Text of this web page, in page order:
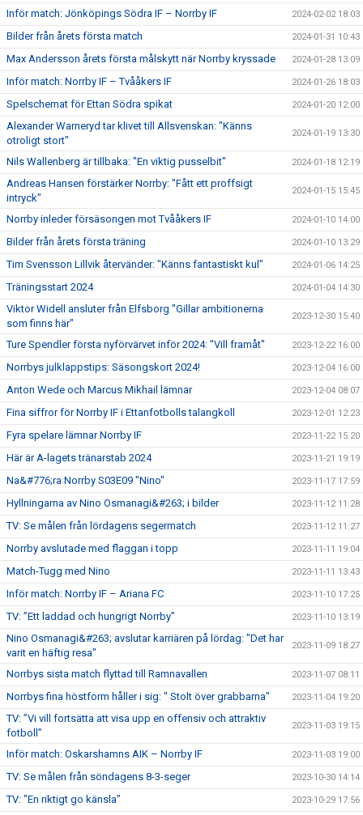
Inför match: Jönköpings Södra IF – Norrby IF 2024-02-02 18:03
Bilder från årets första match 2024-01-31 10:43
Max Andersson årets första målskytt när Norrby kryssade 2024-01-28 13:09
Inför match: Norrby IF – Tvååkers IF 2024-01-26 18:03
Spelschemat för Ettan Södra spikat 2024-01-20 12:00
Alexander Warneryd tar klivet till Allsvenskan: "Känns
otroligt stort"
2024-01-19 13:30
Nils Wallenberg är tillbaka: "En viktig pusselbit" 2024-01-18 12:19
Andreas Hansen förstärker Norrby: "Fått ett proffsigt
intryck"
2024-01-15 15:45
Norrby inleder försäsongen mot Tvååkers IF 2024-01-10 14:00
Bilder från årets första träning 2024-01-10 13:29
Tim Svensson Lillvik återvänder: "Känns fantastiskt kul" 2024-01-06 14:25
Träningsstart 2024 2024-01-04 14:30
Viktor Widell ansluter från Elfsborg "Gillar ambitionerna
som finns här"
2023-12-30 15:40
Ture Spendler första nyförvärvet inför 2024: "Vill framåt" 2023-12-22 16:00
Norrbys julklappstips: Säsongskort 2024! 2023-12-04 16:00
Anton Wede och Marcus Mikhail lämnar 2023-12-04 08:07
Fina siffror för Norrby IF i Ettanfotbolls talangkoll 2023-12-01 12:23
Fyra spelare lämnar Norrby IF 2023-11-22 15:20
Här är A-lagets tränarstab 2024 2023-11-21 19:19
Na&#776;ra Norrby S03E09 "Nino" 2023-11-17 17:59
Hyllningarna av Nino Osmanagi&#263; i bilder 2023-11-12 11:28
TV: Se målen från lördagens segermatch 2023-11-12 11:27
Norrby avslutade med flaggan i topp 2023-11-11 19:04
Match-Tugg med Nino 2023-11-11 13:43
Inför match: Norrby IF – Ariana FC 2023-11-10 17:25
TV: ”Ett laddad och hungrigt Norrby” 2023-11-10 13:19
Nino Osmanagi&#263; avslutar karriären på lördag: "Det har
varit en häftig resa"
2023-11-09 18:27
Norrbys sista match flyttad till Ramnavallen 2023-11-07 08:11
Norrbys fina höstform håller i sig: " Stolt över grabbarna" 2023-11-04 19:20
TV: ”Vi vill fortsätta att visa upp en offensiv och attraktiv
fotboll”
2023-11-03 19:15
Inför match: Oskarshamns AIK – Norrby IF 2023-11-03 19:00
TV: Se målen från söndagens 8-3-seger 2023-10-30 14:14
TV: "En riktigt go känsla" 2023-10-29 17:56